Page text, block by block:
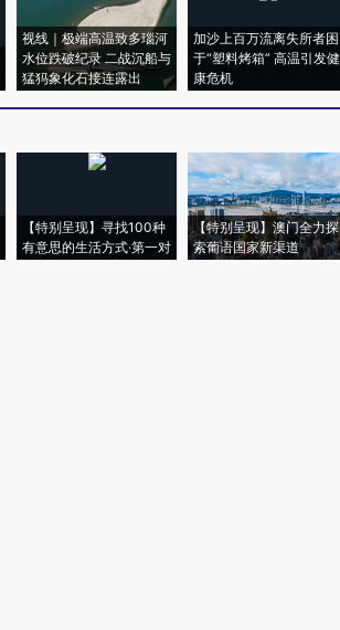
视线｜极端高温致多瑙河
水位跌破纪录 二战沉船与
猛犸象化石接连露出
加沙上百万流离失所者困
于“塑料烤箱” 高温引发健
康危机
【特别呈现】寻找100种
有意思的生活方式·第一对
【特别呈现】澳门全力探
索葡语国家新渠道